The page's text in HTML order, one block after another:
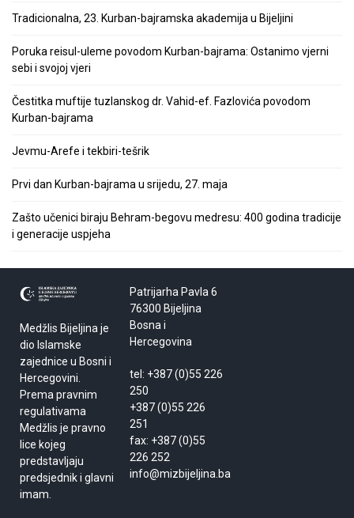
Tradicionalna, 23. Kurban-bajramska akademija u Bijeljini
Poruka reisul-uleme povodom Kurban-bajrama: Ostanimo vjerni
sebi i svojoj vjeri
Čestitka muftije tuzlanskog dr. Vahid-ef. Fazlovića povodom
Kurban-bajrama
Jevmu-Arefe i tekbiri-tešrik
Prvi dan Kurban-bajrama u srijedu, 27. maja
Zašto učenici biraju Behram-begovu medresu: 400 godina tradicije
i generacije uspjeha
Medžlis Bijeljina je
dio Islamske
zajednice u Bosni i
Hercegovini.
Prema pravnim
regulativama
Medžlis je pravno
lice kojeg
predstavljaju
predsjednik i glavni
imam.
Patrijarha Pavla 6
76300 Bijeljina
Bosna i
Hercegovina
tel: +387 (0)55 226
250
+387 (0)55 226
251
fax: +387 (0)55
226 252
info@mizbijeljina.ba